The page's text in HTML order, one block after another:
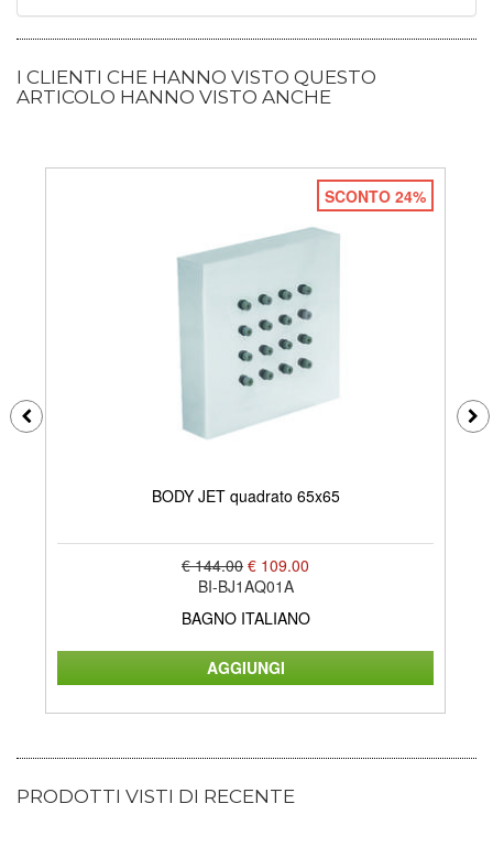
I CLIENTI CHE HANNO VISTO QUESTO
ARTICOLO HANNO VISTO ANCHE
SCONTO 24%
BODY JET quadrato 65x65
€ 144.00 € 109.00
BI-BJ1AQ01A
BAGNO ITALIANO
PRODOTTI VISTI DI RECENTE